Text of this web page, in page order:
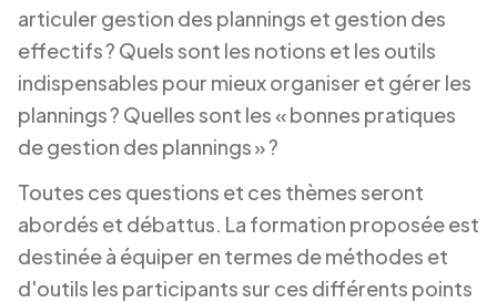
articuler gestion des plannings et gestion des
effectifs ? Quels sont les notions et les outils
indispensables pour mieux organiser et gérer les
plannings ? Quelles sont les « bonnes pratiques
de gestion des plannings » ?
Toutes ces questions et ces thèmes seront
abordés et débattus. La formation proposée est
destinée à équiper en termes de méthodes et
d'outils les participants sur ces différents points